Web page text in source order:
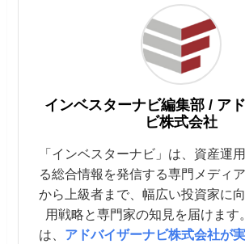
インベスターナビ編集部 / ア
ビ株式会社
「インベスターナビ」は、資産運
る総合情報を発信する専門メディ
から上級者まで、幅広い投資家に
用戦略と専門家の知見を届けます
は、 アドバイザーナビ株式会社が